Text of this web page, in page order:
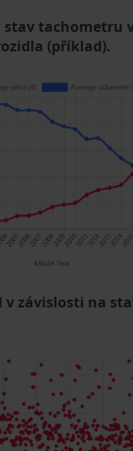
stav tachometru
(příklad).
v závislosti na